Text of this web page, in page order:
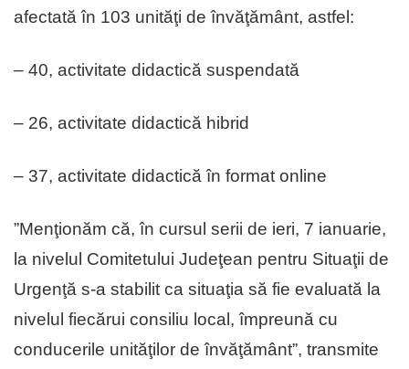
afectată în 103 unităţi de învăţământ, astfel:
– 40, activitate didactică suspendată
– 26, activitate didactică hibrid
– 37, activitate didactică în format online
”Menţionăm că, în cursul serii de ieri, 7 ianuarie,
la nivelul Comitetului Judeţean pentru Situaţii de
Urgenţă s-a stabilit ca situaţia să fie evaluată la
nivelul fiecărui consiliu local, împreună cu
conducerile unităţilor de învăţământ”, transmite